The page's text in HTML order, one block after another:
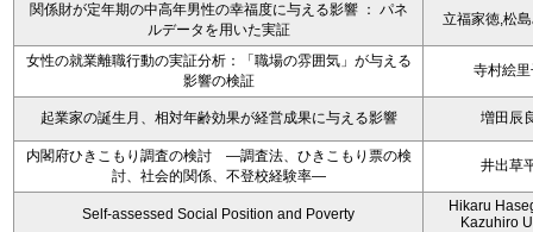
関係財が定年期の中高年男性の幸福度に与える影響 ： パネ
ルデータを用いた実証
立福家徳,松
女性の就業離職行動の実証分析：「職場の雰囲気」が与える
影響の検証
寺村絵里
起業家の誕生月、相対年齢効果が経営成果に与える影響 増田辰
内閣府ひきこもり調査の検討 ―調査法、ひきこもり票の検
討、社会的関係、不登校経験率―
井出草
Self-assessed Social Position and Poverty
Hikaru
Kazuhiro